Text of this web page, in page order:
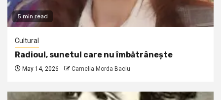
5 min read
Cultural
Radioul, sunetul care nu îmbătrânește
May 14, 2026 Camelia Morda Baciu